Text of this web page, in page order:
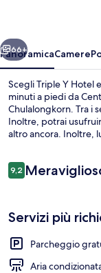
Avanti
66+
PanoramicaCamere
Scegli Triple Y Hotel
minuti a piedi da
Chulalongkorn. Tra i
Inoltre, potrai
altro ancora. Inoltre,
Stazione di Sam Yan
Recensioni
9,29,2 su 10
Servizi più
Parcheggio
Aria